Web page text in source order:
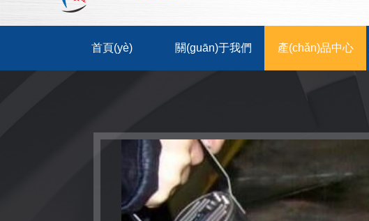
首頁(yè) 關(guān)于我們 產(chǎn)品中心